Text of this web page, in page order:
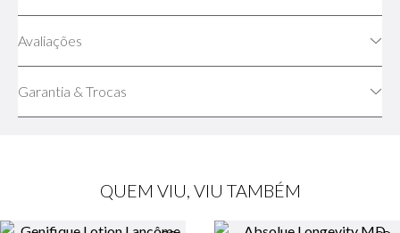
Avaliações
Garantia & Trocas
QUEM VIU, VIU TAMBÉM